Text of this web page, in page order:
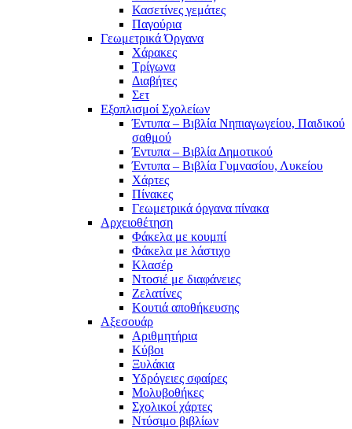
Κασετίνες γεμάτες
Παγούρια
Γεωμετρικά Όργανα
Χάρακες
Τρίγωνα
Διαβήτες
Σετ
Εξοπλισμοί Σχολείων
Έντυπα – Βιβλία Νηπιαγωγείου, Παιδικού
σαθμού
Έντυπα – Βιβλία Δημοτικού
Έντυπα – Βιβλία Γυμνασίου, Λυκείου
Χάρτες
Πίνακες
Γεωμετρικά όργανα πίνακα
Αρχειοθέτηση
Φάκελα με κουμπί
Φάκελα με λάστιχο
Κλασέρ
Ντοσιέ με διαφάνειες
Ζελατίνες
Κουτιά αποθήκευσης
Αξεσουάρ
Αριθμητήρια
Κύβοι
Ξυλάκια
Υδρόγειες σφαίρες
Μολυβοθήκες
Σχολικοί χάρτες
Ντύσιμο βιβλίων